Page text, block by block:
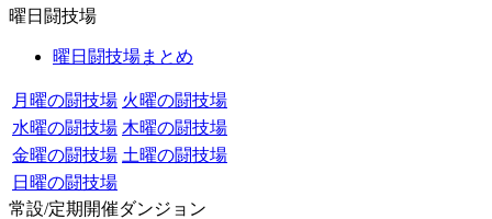
曜日闘技場
曜日闘技場まとめ
月曜の闘技場 火曜の闘技場
水曜の闘技場 木曜の闘技場
金曜の闘技場 土曜の闘技場
日曜の闘技場
常設/定期開催ダンジョン